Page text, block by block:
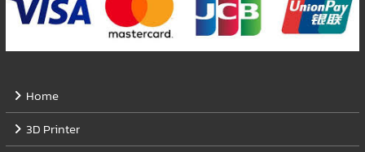
Home
3D Printer